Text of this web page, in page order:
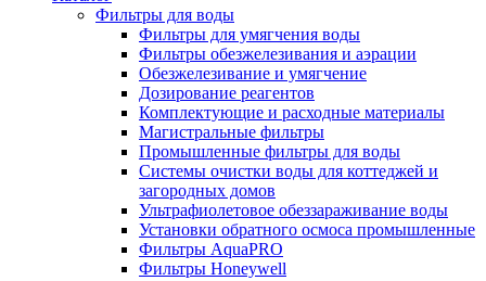
Фильтры для воды
Фильтры для умягчения воды
Фильтры обезжелезивания и аэрации
Обезжелезивание и умягчение
Дозирование реагентов
Комплектующие и расходные материалы
Магистральные фильтры
Промышленные фильтры для воды
Системы очистки воды для коттеджей и
загородных домов
Ультрафиолетовое обеззараживание воды
Установки обратного осмоса промышленные
Фильтры AquaPRO
Фильтры Honeywell